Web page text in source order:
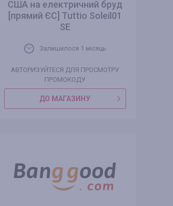
США на електричний бруд
[прямий ЄС] Tuttio Soleil01
SE
Залишилося 1 місяць
АВТОРИЗУЙТЕСЯ ДЛЯ ПРОСМОТРУ
ПРОМОКОДУ
ДО МАГАЗИНУ